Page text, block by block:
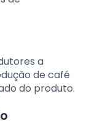
a
de café
do produto.